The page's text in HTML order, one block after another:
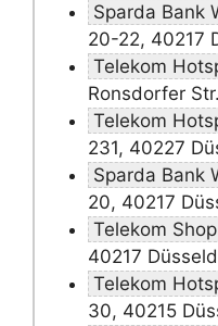
Sparda Bank
20-22, 40217
Telekom
Ronsdorfer
Telekom
231, 40227
Sparda Bank
20, 40217
Telekom Shop
40217
Telekom
30, 40215